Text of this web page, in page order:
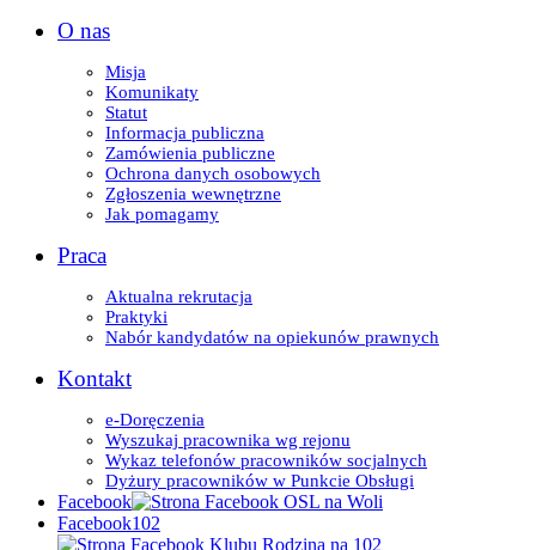
O nas
Misja
Komunikaty
Statut
Informacja publiczna
Zamówienia publiczne
Ochrona danych osobowych
Zgłoszenia wewnętrzne
Jak pomagamy
Praca
Aktualna rekrutacja
Praktyki
Nabór kandydatów na opiekunów prawnych
Kontakt
e-Doręczenia
Wyszukaj pracownika wg rejonu
Wykaz telefonów pracowników socjalnych
Dyżury pracowników w Punkcie Obsługi
Facebook
Facebook102